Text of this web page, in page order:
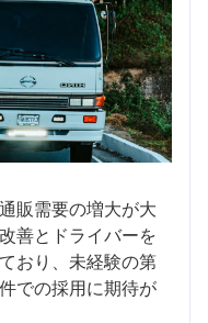
販需要の増大が大
善とドライバーを
おり、未経験の第
での採用に期待が